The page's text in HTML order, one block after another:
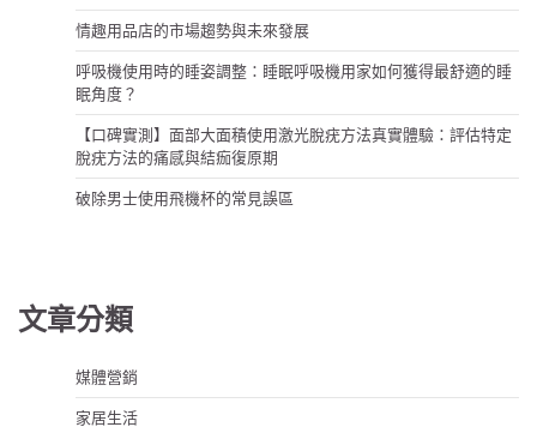
情趣用品店的市場趨勢與未來發展
呼吸機使用時的睡姿調整：睡眠呼吸機用家如何獲得最舒適的睡
眠角度？
【口碑實測】面部大面積使用激光脫疣方法真實體驗：評估特定
脫疣方法的痛感與結痂復原期
破除男士使用飛機杯的常見誤區
文章分類
媒體營銷
家居生活